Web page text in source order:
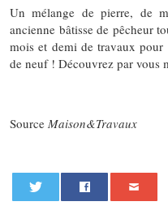
Un mélange de pierre, de
ancienne bâtisse de pêcheur
mois et demi de travaux
de neuf ! Découvrez par vous
Source Maison&Travaux